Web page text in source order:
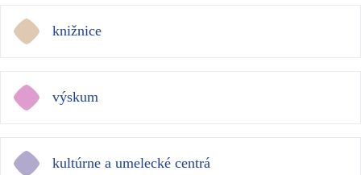
knižnice
výskum
kultúrne a umelecké centrá